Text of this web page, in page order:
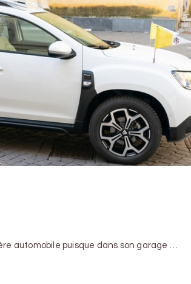
automobile puisque dans son garage …